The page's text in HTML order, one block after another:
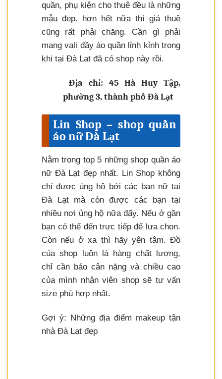
quần, phụ kiện cho thuê đều là những
mẫu đẹp. hơn hết nữa thì giá thuê
cũng rất phải chăng. Cần gì phải
mang vali đầy áo quần lỉnh kỉnh trong
khi tại Đà Lạt đã có shop này rồi.
Địa chỉ: 45 Hà Huy Tập,
phường 3, thành phố Đà Lạt
Lin Shop – shop quần
áo nữ Đà Lạt
Nằm trong top 5 những shop quần áo
nữ Đà Lạt đẹp nhất. Lin Shop không
chỉ được ủng hộ bởi các bạn nữ tại
Đà Lạt mà còn được các bạn tại
nhiều nơi ủng hộ nữa đấy. Nếu ở gần
bạn có thể đến trực tiếp để lựa chọn.
Còn nếu ở xa thì hãy yên tâm. Đồ
của shop luôn là hàng chất lượng,
chỉ cần báo cân nặng và chiều cao
của mình nhân viên shop sẽ tư vấn
size phù hợp nhất.
Gợi ý: Những địa điểm makeup tận
nhà Đà Lạt đẹp